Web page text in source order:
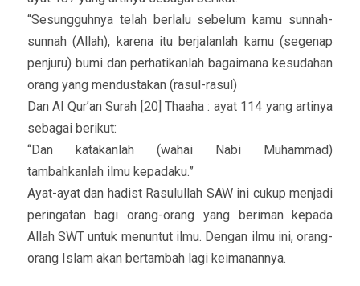
“Sesungguhnya telah berlalu sebelum kamu sunnah-
sunnah (Allah), karena itu berjalanlah kamu (segenap
penjuru) bumi dan perhatikanlah bagaimana kesudahan
orang yang mendustakan (rasul-rasul)
Dan Al Qur’an Surah [20] Thaaha : ayat 114 yang artinya
sebagai berikut:
“Dan katakanlah (wahai Nabi Muhammad)
tambahkanlah ilmu kepadaku.”
Ayat-ayat dan hadist Rasulullah SAW ini cukup menjadi
peringatan bagi orang-orang yang beriman kepada
Allah SWT untuk menuntut ilmu. Dengan ilmu ini, orang-
orang Islam akan bertambah lagi keimanannya.